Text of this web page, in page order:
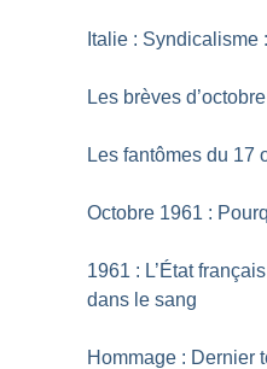
Italie :
Les brèves
Les fantômes du 17
Octobre 1961 :
1961 : L’État
dans le sang
Hommage : Dernier